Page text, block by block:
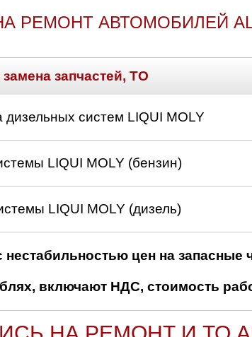
РЕМОНТ АВТОМОБИЛЕЙ
запчастей, ТО
дизельных систем LIQUI MOLY
LIQUI MOLY (бензин)
LIQUI MOLY (дизель)
цен на запасные
включают НДС, стоимость